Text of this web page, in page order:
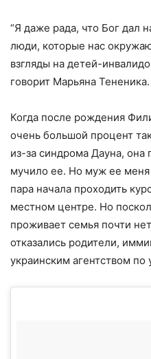
“Я даже рада, что Бог дал
люди, которые нас
взгляды на детей-
говорит Марьяна Тененика.
Когда после рождения
очень большой процент
из-за синдрома Дауна, она
мучило ее. Но муж ее
пара начала проходить
местном центре. Но
проживает семья почти
отказались родители,
украинским агентством